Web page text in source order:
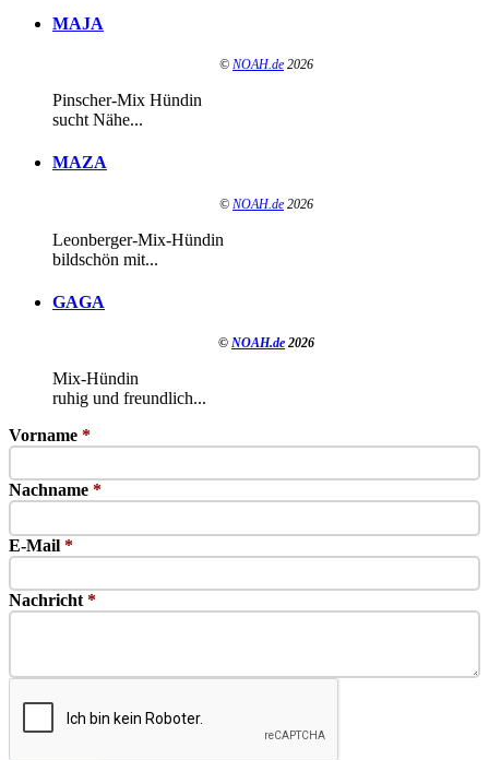
MAJA
© NOAH.de 2026
Pinscher-Mix Hündin
sucht Nähe...
MAZA
© NOAH.de 2026
Leonberger-Mix-Hündin
bildschön mit...
GAGA
© NOAH.de 2026
Mix-Hündin
ruhig und freundlich...
Vorname *
Nachname *
E-Mail *
Nachricht *